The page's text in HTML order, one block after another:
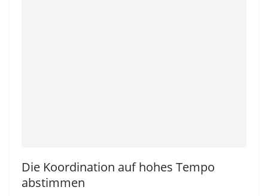
Die Koordination auf hohes Tempo
abstimmen